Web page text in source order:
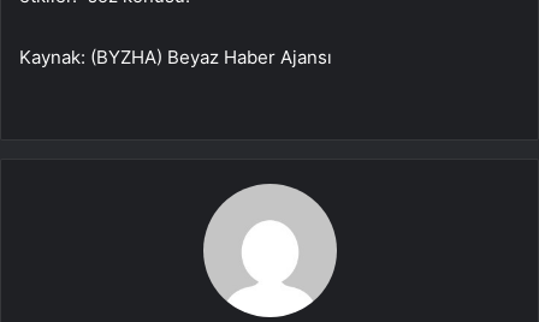
Kaynak: (BYZHA) Beyaz Haber Ajansı